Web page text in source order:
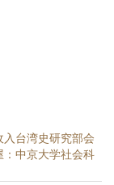
入台湾史研究部会
：中京大学社会科